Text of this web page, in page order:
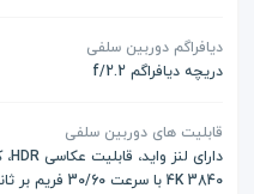
دیافراگم دوربین سلفی
دریچه دیافراگم f/2.2
قابلیت های دوربین سلفی
3840 4K با سرعت 30/60 فریم بر ثانیه